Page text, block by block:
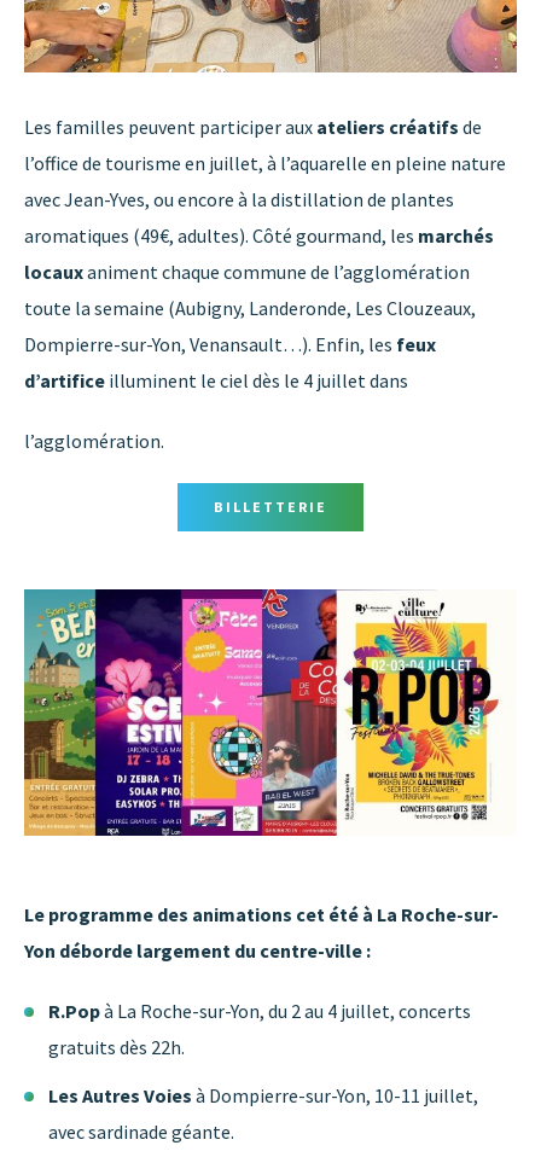
Les familles peuvent participer aux ateliers créatifs de
l’office de tourisme en juillet, à l’aquarelle en pleine nature
avec Jean-Yves, ou encore à la distillation de plantes
aromatiques (49€, adultes). Côté gourmand, les marchés
locauxaniment chaque commune de l’agglomération
toute la semaine (Aubigny, Landeronde, Les Clouzeaux,
Dompierre-sur-Yon, Venansault…). Enfin, les feux
d’artifice illuminent le ciel dès le 4 juillet dans
l’agglomération.
BILLETTERIE
Le programme des animations cet été à La Roche-sur-
Yon déborde largement du centre-ville :
R.Popà La Roche-sur-Yon, du 2 au 4 juillet, concerts
gratuits dès 22h.
Les Autres Voies à Dompierre-sur-Yon, 10-11 juillet,
avec sardinade géante.